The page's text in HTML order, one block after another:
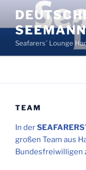
Inhalt
springen
Seafarers´ Lounge
TEAM
In der
großen Team aus
Bundesfreiwilligen